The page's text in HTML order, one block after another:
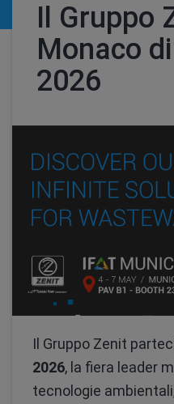
Il Gruppo
Monaco
2026
Il Gruppo Zenit
2026, la fiera leader
tecnologie